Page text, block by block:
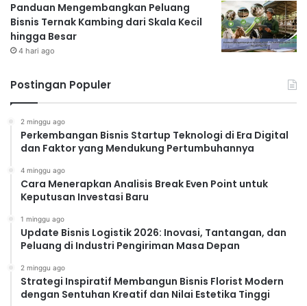
Panduan Mengembangkan Peluang
Bisnis Ternak Kambing dari Skala Kecil
hingga Besar
4 hari ago
Postingan Populer
2 minggu ago
Perkembangan Bisnis Startup Teknologi di Era Digital
dan Faktor yang Mendukung Pertumbuhannya
4 minggu ago
Cara Menerapkan Analisis Break Even Point untuk
Keputusan Investasi Baru
1 minggu ago
Update Bisnis Logistik 2026: Inovasi, Tantangan, dan
Peluang di Industri Pengiriman Masa Depan
2 minggu ago
Strategi Inspiratif Membangun Bisnis Florist Modern
dengan Sentuhan Kreatif dan Nilai Estetika Tinggi